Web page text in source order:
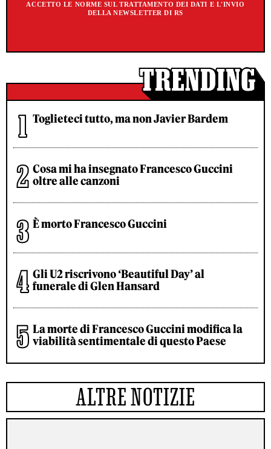
ACCETTO LE NORME SUL TRATTAMENTO DEI DATI E L'INVIO
DELLA NEWSLETTER DI RS
Toglieteci tutto, ma non Javier Bardem
Cosa mi ha insegnato Francesco Guccini
oltre alle canzoni
È morto Francesco Guccini
Gli U2 riscrivono ‘Beautiful Day’ al
funerale di Glen Hansard
La morte di Francesco Guccini modifica la
viabilità sentimentale di questo Paese
ALTRE NOTIZIE